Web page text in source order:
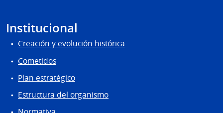
Institucional
Creación y evolución histórica
Cometidos
Plan estratégico
Estructura del organismo